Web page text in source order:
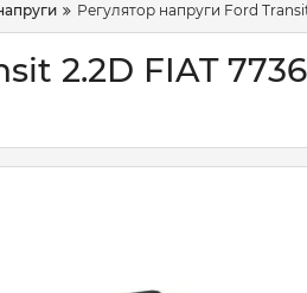
Регулятор напруги Ford
2.2D FIAT